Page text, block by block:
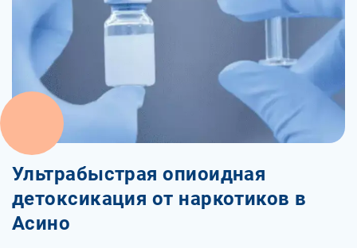
Ультрабыстрая опиоидная
детоксикация от наркотиков в
Асино